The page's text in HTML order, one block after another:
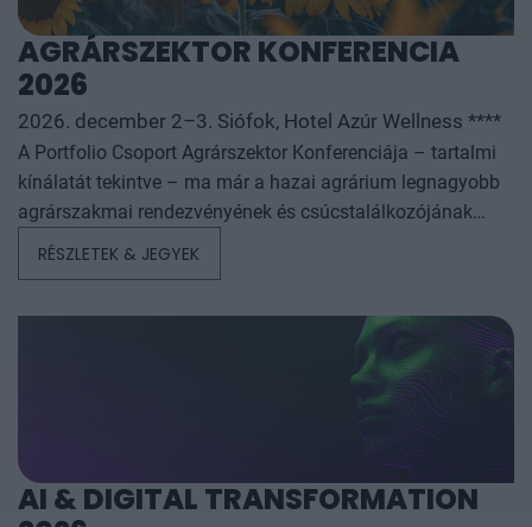
AGRÁRSZEKTOR KONFERENCIA
2026
2026. december 2–3. Siófok, Hotel Azúr Wellness ****
A Portfolio Csoport Agrárszektor Konferenciája – tartalmi
kínálatát tekintve – ma már a hazai agrárium legnagyobb
agrárszakmai rendezvényének és csúcstalálkozójának
számít. A konferencia célja, hogy összegezze és elemezze
az agrárpiaci szereplők sikeres üzleti és beruházási
döntéseihez. A konferencia háromnapos szakmai
programmal várja az érdeklődőket: az esemény ünnepélyes
szakmai előesttel kezdődik, amelyet további két, rendkívül
összetett és kimerítően részletes egész napos szakmai
tartalmi kínálat követ. A konferencián a hazai
államigazgatási, banki, vállalati és érdekképviseleti szféra
RÉSZLETEK & JEGYEK
AI & DIGITAL TRANSFORMATION